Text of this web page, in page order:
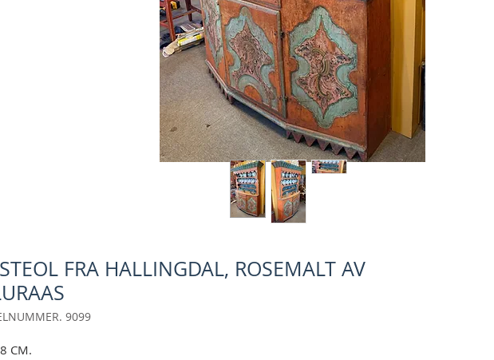
FRA HALLINGDAL, ROSEMALT AV
9099
CM.